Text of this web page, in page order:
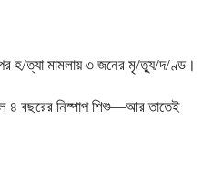
হ/ত্যা মামলায় ৩ জনের মৃ/ত্যু/দ/ণ্ড।
৪ বছরের নিষ্পাপ শিশু—আর তাতেই